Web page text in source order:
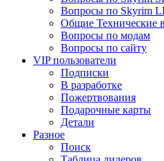
Вопросы по Skyrim
Общие Технические
Вопросы по модам
Вопросы по сайту
VIP пользователи
Подписки
В разработке
Пожертвования
Подарочные карты
Детали
Разное
Поиск